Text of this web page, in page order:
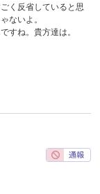
く反省していると思
ないよ。
すね。貴方達は。